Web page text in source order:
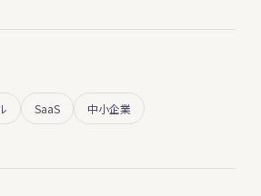
SaaS 中小企業